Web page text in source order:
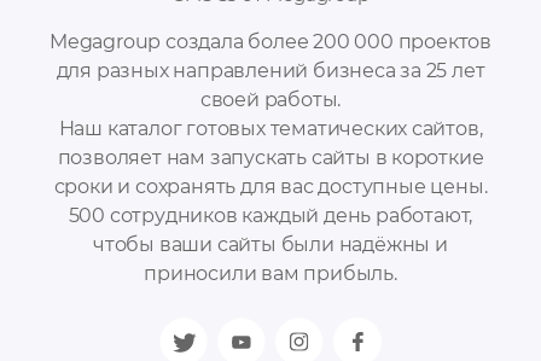
Megagroup создала более 200 000 проектов
для разных направлений бизнеса за 25 лет
своей работы.
Наш каталог готовых тематических сайтов,
позволяет нам запускать сайты в короткие
сроки и сохранять для вас доступные цены.
500 сотрудников каждый день работают,
чтобы ваши сайты были надёжны и
приносили вам прибыль.